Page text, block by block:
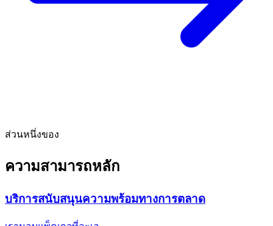
ส่วนหนึ่งของ
ความสามารถหลัก
บริการสนับสนุนความพร้อมทางการตลาด